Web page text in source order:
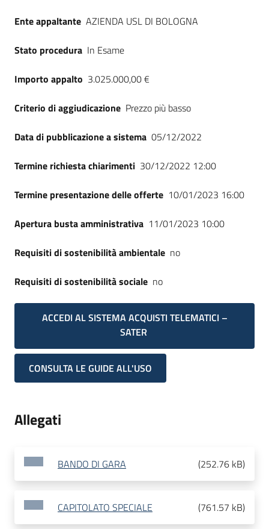
Ente appaltante AZIENDA USL DI BOLOGNA
Stato procedura In Esame
Importo appalto 3.025.000,00 €
Criterio di aggiudicazione Prezzo più basso
Data di pubblicazione a sistema 05/12/2022
Termine richiesta chiarimenti 30/12/2022 12:00
Termine presentazione delle offerte 10/01/2023 16:00
Apertura busta amministrativa 11/01/2023 10:00
Requisiti di sostenibilità ambientale no
Requisiti di sostenibilità sociale no
ACCEDI AL SISTEMA ACQUISTI TELEMATICI –
SATER
CONSULTA LE GUIDE ALL'USO
Allegati
BANDO DI GARA (252.76 kB)
CAPITOLATO SPECIALE (761.57 kB)